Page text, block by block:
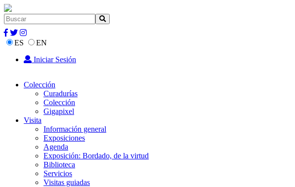
ES
EN
Iniciar Sesión
Colección
Curadurías
Colección
Gigapixel
Visita
Información general
Exposiciones
Agenda
Exposición: Bordado, de la virtud
Biblioteca
Servicios
Visitas guiadas